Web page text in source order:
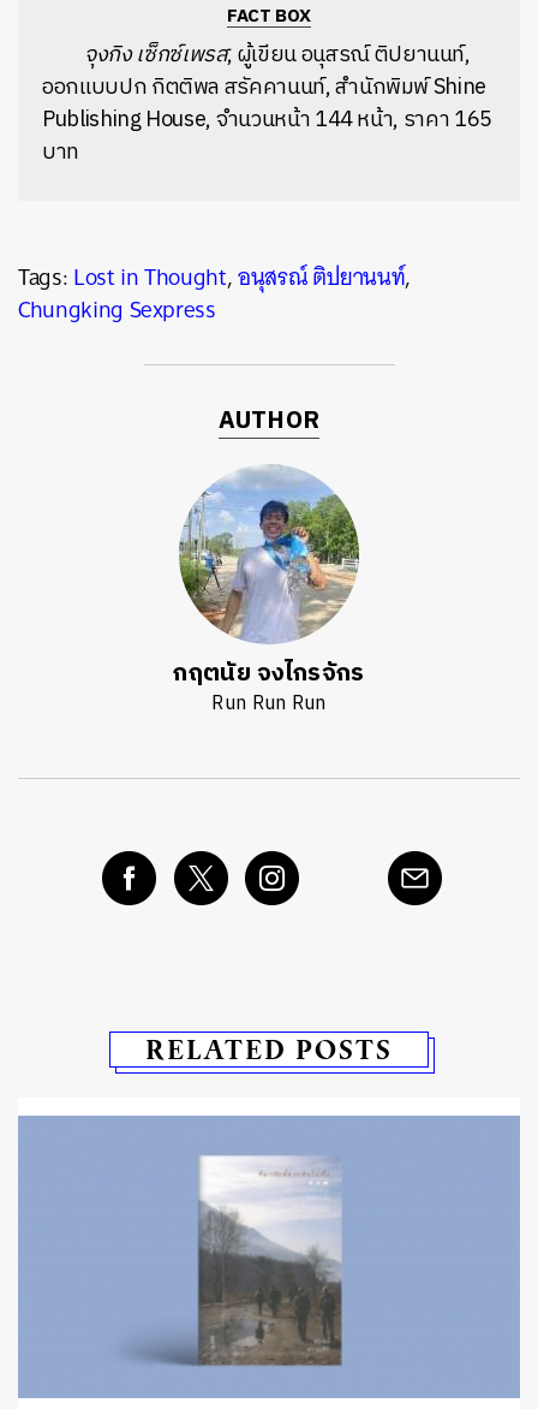
FACT BOX
จุงกิง เซ็กซ์เพรส, ผู้เขียน อนุสรณ์ ติปยานนท์,
ออกแบบปก กิตติพล สรัคคานนท์, สำนักพิมพ์ Shine
Publishing House, จำนวนหน้า 144 หน้า, ราคา 165
บาท
Tags:Lost in Thought,อนุสรณ์ ติปยานนท์,
Chungking Sexpress
AUTHOR
กฤตนัย จงไกรจักร
Run Run Run
RELATED POSTS